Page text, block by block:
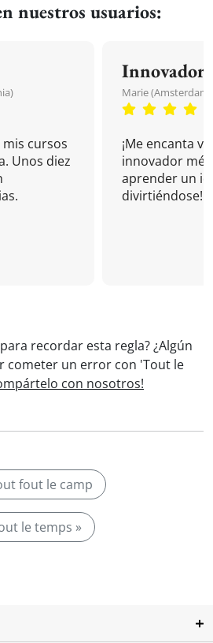
nuestros usuarios:
cursos
Unos diez
Innovador
Marie (Amsterdam,
¡Me encanta
innovador
aprender un
divirtiéndose!
recordar esta regla? ¿Algún
cometer un error con 'Tout le
con nosotros!
fout le camp
le temps »